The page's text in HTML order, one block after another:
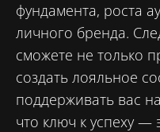
фундамента, роста
личного бренда.
сможете не только
создать лояльное
поддерживать вас
что ключ к успеху —